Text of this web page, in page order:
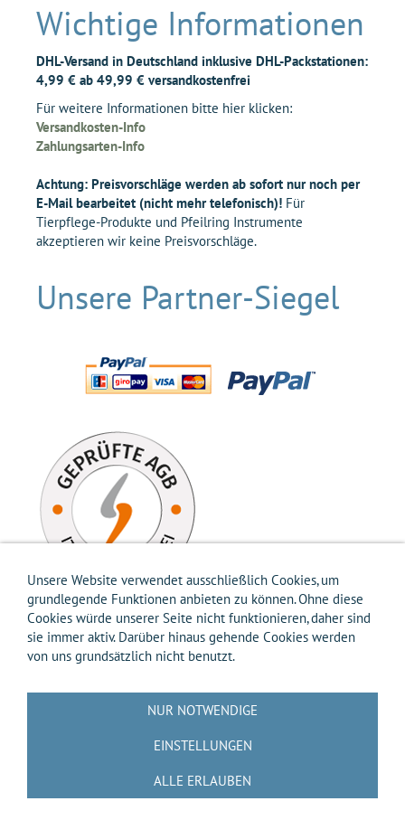
Wichtige Informationen
DHL-Versand in Deutschland inklusive DHL-Packstationen:
4,99 € ab 49,99 € versandkostenfrei
Für weitere Informationen bitte hier klicken:
Versandkosten-Info
Zahlungsarten-Info
Achtung: Preisvorschläge werden ab sofort nur noch per
E-Mail bearbeitet (nicht mehr telefonisch)! Für
Tierpflege-Produkte und Pfeilring Instrumente
akzeptieren wir keine Preisvorschläge.
Unsere Partner-Siegel
Versandkosten-InfoZahlungsarten-InfoHilfeDatenschutz
Entsorgung gemäß Verpackungsverordnung
🟨📝 VERTRAG WIDERRUFEN 📝🟨
Unsere Website verwendet ausschließlich Cookies, um
grundlegende Funktionen anbieten zu können. Ohne diese
Cookies würde unserer Seite nicht funktionieren, daher sind
sie immer aktiv. Darüber hinaus gehende Cookies werden
von uns grundsätzlich nicht benutzt.
NUR NOTWENDIGE
EINSTELLUNGEN
ALLE ERLAUBEN